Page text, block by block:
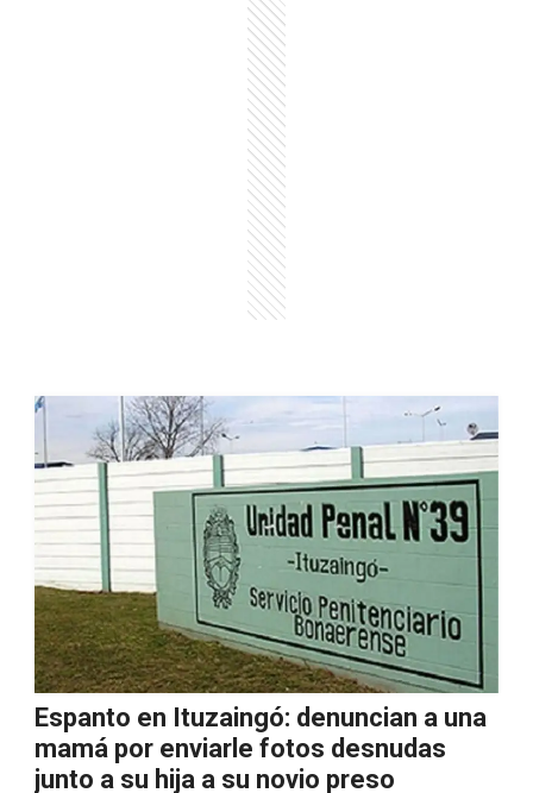
Espanto en Ituzaingó: denuncian a una
mamá por enviarle fotos desnudas
junto a su hija a su novio preso